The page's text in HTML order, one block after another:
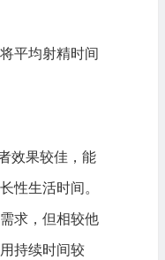
平均射精时间
效果较佳，能
性生活时间。
求，但相较他
持续时间较